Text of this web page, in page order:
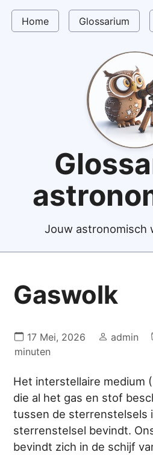
Home Glossarium
Jouw astronomisch
Gaswolk
17 Mei, 2026 admin
minuten
Het interstellaire medium
die al het gas en stof
tussen de sterrenstelsels
sterrenstelsel bevindt.
bevindt zich in de schijf